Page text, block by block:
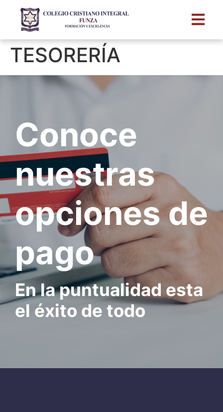
TESORERÍA
Conoce
nuestras
opciones de
pago
En la puntualidad esta
el éxito de todo